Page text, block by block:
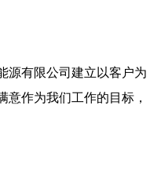
源有限公司建立以客户为
作为我们工作的目标，